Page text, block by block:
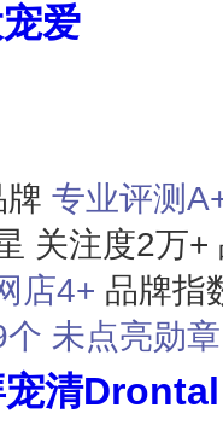
爱
牌 专业​评测
关注度2万+
店4+ 品牌指
个 未点亮勋
宠清Drontal